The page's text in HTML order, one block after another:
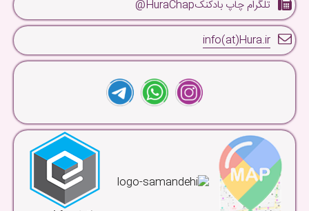
تلگرام چاپ بادکنکHuraChap@
info(at)Hura.ir